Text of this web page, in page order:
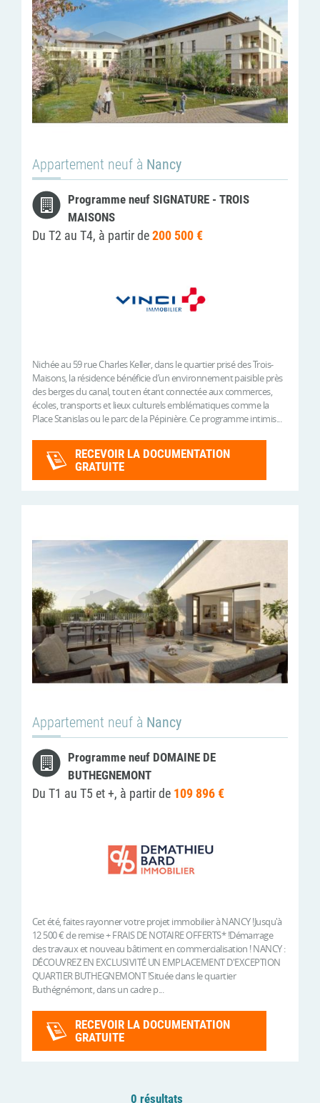
Appartement neuf à Nancy
Programme neuf SIGNATURE - TROIS
MAISONS
Du T2 au T4, à partir de200 500 €
Nichée au 59 rue Charles Keller, dans le quartier prisé des Trois-
Maisons, la résidence bénéficie d’un environnement paisible près
des berges du canal, tout en étant connectée aux commerces,
écoles, transports et lieux culturels emblématiques comme la
Place Stanislas ou le parc de la Pépinière. Ce programme intimis...
RECEVOIR LA DOCUMENTATION
GRATUITE
Appartement neuf à Nancy
Programme neuf DOMAINE DE
BUTHEGNEMONT
Du T1 au T5 et +, à partir de 109 896 €
Cet été, faites rayonner votre projet immobilier à NANCY !Jusqu'à
12 500 € de remise + FRAIS DE NOTAIRE OFFERTS* !Démarrage
des travaux et nouveau bâtiment en commercialisation ! NANCY :
DÉCOUVREZ EN EXCLUSIVITÉ UN EMPLACEMENT D'EXCEPTION
QUARTIER BUTHEGNEMONT !Située dans le quartier
Buthégnémont, dans un cadre p...
RECEVOIR LA DOCUMENTATION
GRATUITE
0 résultats